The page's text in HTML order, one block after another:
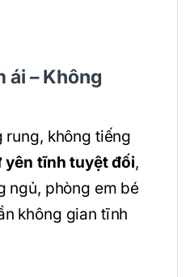
ái – Không
rung, không tiếng
yên tĩnh tuyệt đối,
ngủ, phòng em bé
không gian tĩnh